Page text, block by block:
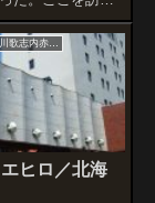
のだが、ボーリ
対に建ちそうに
エリア。しかし
たのだから当時
かだった証拠と
ヒロ／北海